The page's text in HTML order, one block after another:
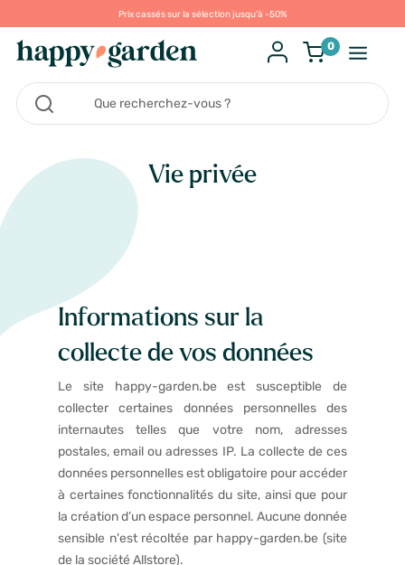
Prix cassés sur la sélection jusqu'à -50%
0
Vie privée
Informations sur la
collecte de vos données
Le site happy-garden.be est susceptible de
collecter certaines données personnelles des
internautes telles que votre nom, adresses
postales, email ou adresses IP. La collecte de ces
données personnelles est obligatoire pour accéder
à certaines fonctionnalités du site, ainsi que pour
la création d’un espace personnel. Aucune donnée
sensible n'est récoltée par happy-garden.be (site
de la société Allstore).